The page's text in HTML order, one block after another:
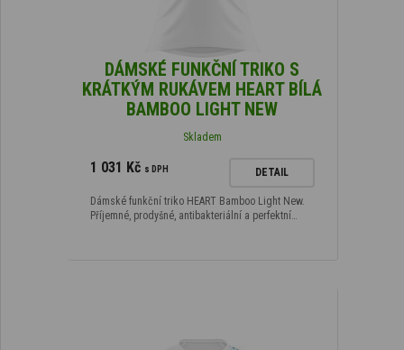
DÁMSKÉ FUNKČNÍ TRIKO S
KRÁTKÝM RUKÁVEM HEART BÍLÁ
BAMBOO LIGHT NEW
Skladem
1 031 Kč s DPH DETAIL
Dámské funkční triko HEART Bamboo Light New.
Příjemné, prodyšné, antibakteriální a perfektní…